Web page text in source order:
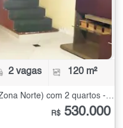
2 vagas 120 m²
Sobrado à Venda na Vila Aurora (Zona Norte) com 2 quartos - 120 m²
R$ 530.000